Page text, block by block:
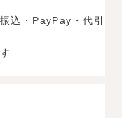
込・PayPay・代引